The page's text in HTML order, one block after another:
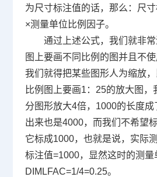
为尺寸标注值的话，那么：尺
×测量单位比例因子。
通过上述公式，我们就非
图上要画不同比例的图并且不使
我们就得把某些图形人为缩放
比例图上要画1 ： 25的放大图，
分图形放大4倍， 1000的长度成
出来也是4000，而我们不希望
它标成1000，也就是说，实际
标注值=1000，显然这时的测量
DIMLFAC=1/4=0.25。